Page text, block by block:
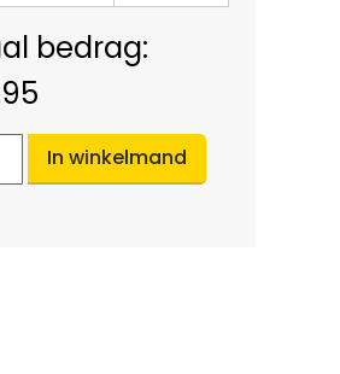
In winkelmand